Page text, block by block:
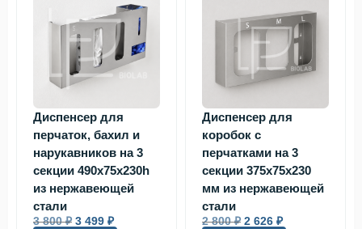
Диспенсер для
перчаток, бахил и
нарукавников на 3
секции 490х75х230h
из нержавеющей
стали
3 800₽ 3 499 ₽
Диспенсер для
коробок с
перчатками на 3
секции 375х75х230
мм из нержавеющей
стали
2 800₽ 2 626 ₽